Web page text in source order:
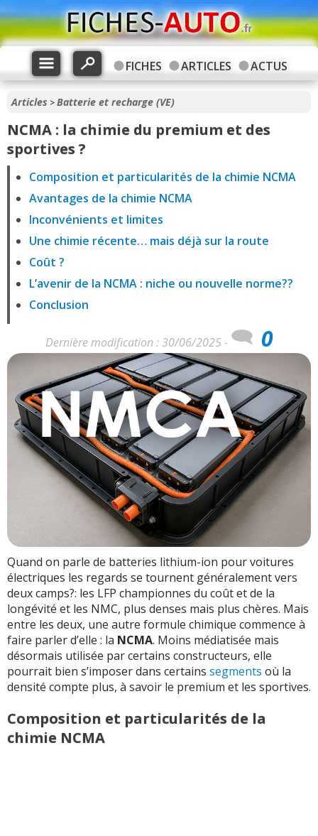
FICHES ARTICLES ACTUS
Articles >Batterie et recharge (VE)
NCMA : la chimie du premium et des
sportives ?
Composition et particularités de la chimie NCMA
Avantages de la chimie NCMA
Inconvénients et limites
Une chimie récente… mais déjà sur la route
Coût ?
L’avenir de la NCMA : niche ou nouvelle norme??
Conclusion
Dernière modification : 30/06/2025 - 0
Quand on parle de batteries lithium-ion pour voitures
électriques les regards se tournent généralement vers
deux camps?: les LFP championnes du coût et de la
longévité et les NMC, plus denses mais plus chères. Mais
entre les deux, une autre formule chimique commence à
faire parler d’elle : la NCMA. Moins médiatisée mais
désormais utilisée par certains constructeurs, elle
pourrait bien s’imposer dans certains segments où la
densité compte plus, à savoir le premium et les sportives.
Composition et particularités de la
chimie NCMA